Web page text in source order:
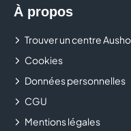
budget
À propos
Trouver un centre
Cookies
Données personnelles
CGU
Mentions légales